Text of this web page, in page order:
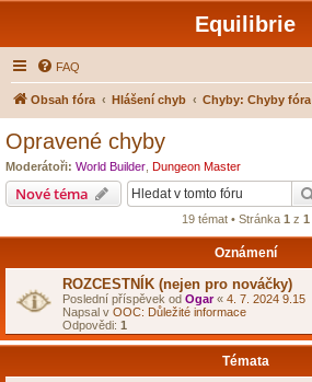
Equilibrie
FAQ
Obsah fóra Hlášení chyb Chyby: Chyby fóra
Opravené chyby
Moderátoři: World Builder Dungeon Master
Nové téma
19 témat • Stránka 1 z 1
Oznámení
ROZCESTNÍK (nejen pro nováčky)
Poslední příspěvek od Ogar« 4. 7. 2024 9.15
Napsal v OOC: Důležité informace
Odpovědi: 1
Témata